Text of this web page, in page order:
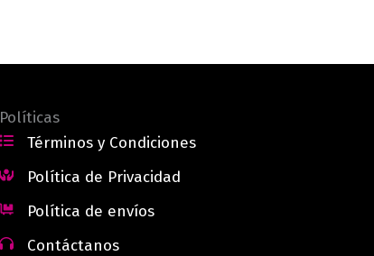
Políticas
Términos y Condiciones
Política de Privacidad
Política de envíos
Contáctanos